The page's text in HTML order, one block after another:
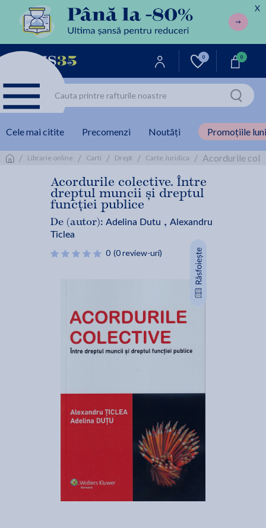
X
0 0
Cele mai citite Precomenzi Noutăți Promoțiile
/ Librarie online / Carti / Drept / Carte Juridica / Acordurile
Acordurile colective. Între
dreptul muncii și dreptul
funcției publice
De (autor): Adelina Dutu , Alexandru
Ticlea
0 (0 review-uri)